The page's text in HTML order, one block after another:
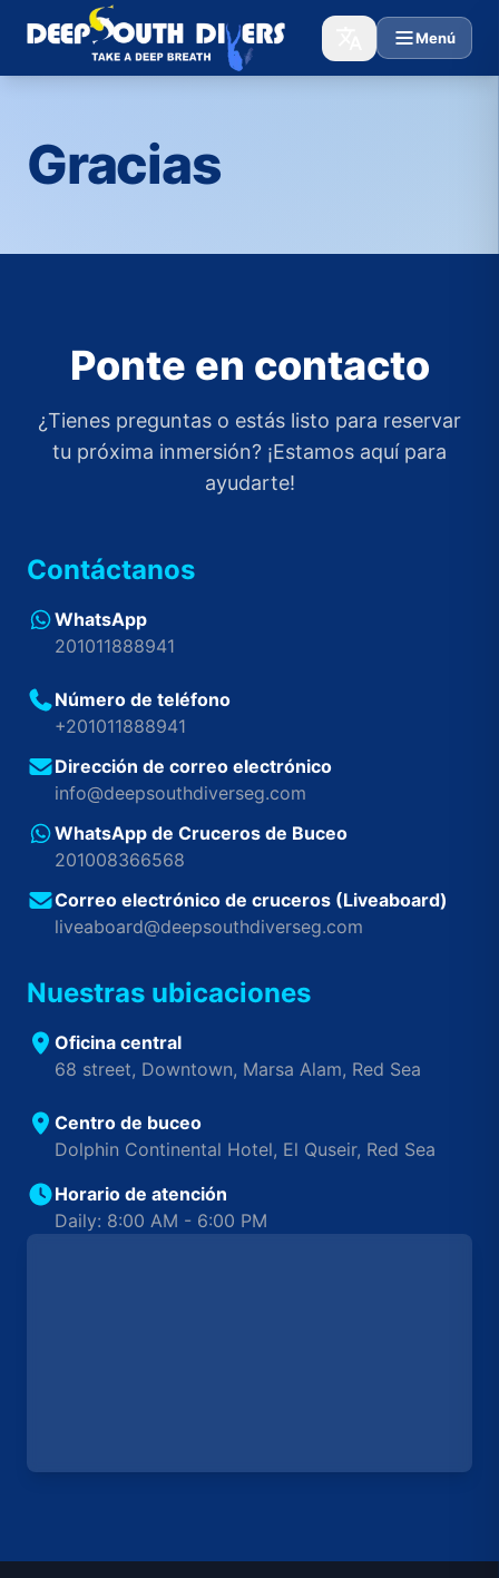
Menú
Gracias
Ponte en contacto
¿Tienes preguntas o estás listo para reservar
tu próxima inmersión? ¡Estamos aquí para
ayudarte!
Contáctanos
WhatsApp
201011888941
Número de teléfono
+201011888941
Dirección de correo electrónico
info@deepsouthdiverseg.com
WhatsApp de Cruceros de Buceo
201008366568
Correo electrónico de cruceros (Liveaboard)
liveaboard@deepsouthdiverseg.com
Nuestras ubicaciones
Oficina central
68 street, Downtown, Marsa Alam, Red Sea
Centro de buceo
Dolphin Continental Hotel, El Quseir, Red Sea
Horario de atención
Daily: 8:00 AM - 6:00 PM